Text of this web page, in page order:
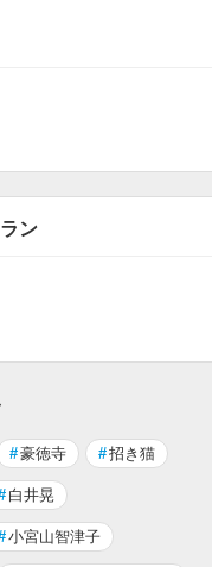
ン
#豪徳寺 #招き猫
白井晃
小宮山智津子